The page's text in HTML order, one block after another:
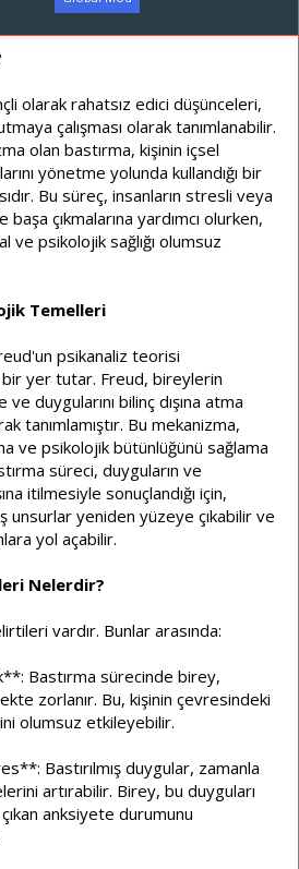
olarak rahatsız edici düşünceleri,
çalışması olarak tanımlanabilir.
olan bastırma, kişinin içsel
yönetme yolunda kullandığı bir
Bu süreç, insanların stresli veya
çıkmalarına yardımcı olurken,
ve psikolojik sağlığı olumsuz
Temelleri
psikanaliz teorisi
yer tutar. Freud, bireylerin
duygularını bilinç dışına atma
tanımlamıştır. Bu mekanizma,
ve psikolojik bütünlüğünü sağlama
süreci, duyguların ve
itilmesiyle sonuçlandığı için,
unsurlar yeniden yüzeye çıkabilir ve
yol açabilir.
Nelerdir?
vardır. Bunlar arasında:
Bastırma sürecinde birey,
zorlanır. Bu, kişinin çevresindeki
olumsuz etkileyebilir.
Bastırılmış duygular, zamanla
artırabilir. Birey, bu duyguları
anksiyete durumunu